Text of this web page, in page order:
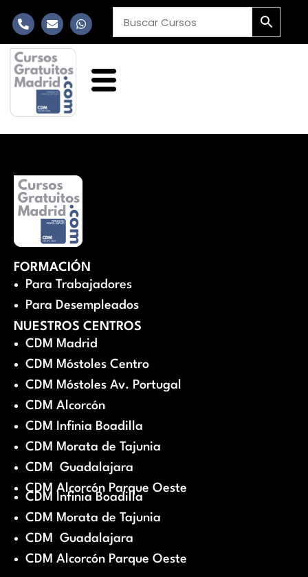
FORMACIÓN
Para Trabajadores
Para Desempleados
NUESTROS CENTROS
CDM Madrid
CDM Móstoles Centro
CDM Móstoles Av. Portugal
CDM Alcorcón
CDM Infinia Boadilla
CDM Morata de Tajunia
CDM Guadalajara
CDM Alcorcón Parque Oeste
CDM Infinia Boadilla
CDM Morata de Tajunia
CDM Guadalajara
CDM Alcorcón Parque Oeste